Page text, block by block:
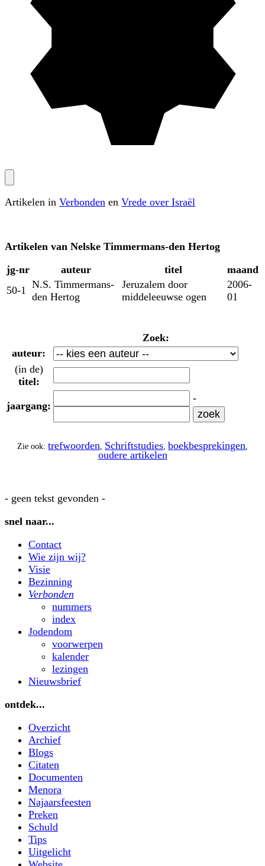
Artikelen in Verbonden en Vrede over Israël
Artikelen van Nelske Timmermans-den Hertog
jg‑nr
auteur titel
maand
50-1
N.S. Timmermans-
den Hertog
Jeruzalem door
middeleeuwse ogen
2006-
01
Zoek:
auteur:
(in de)
titel:
jaargang:
-
Zie ook: trefwoorden, Schriftstudies, boekbesprekingen,
oudere artikelen
- geen tekst gevonden -
snel naar...
Contact
Wie zijn wij?
Visie
Bezinning
Verbonden
nummers
index
Jodendom
voorwerpen
kalender
lezingen
Nieuwsbrief
ontdek...
Overzicht
Archief
Blogs
Citaten
Documenten
Menora
Najaarsfeesten
Preken
Schuld
Tips
Uitgelicht